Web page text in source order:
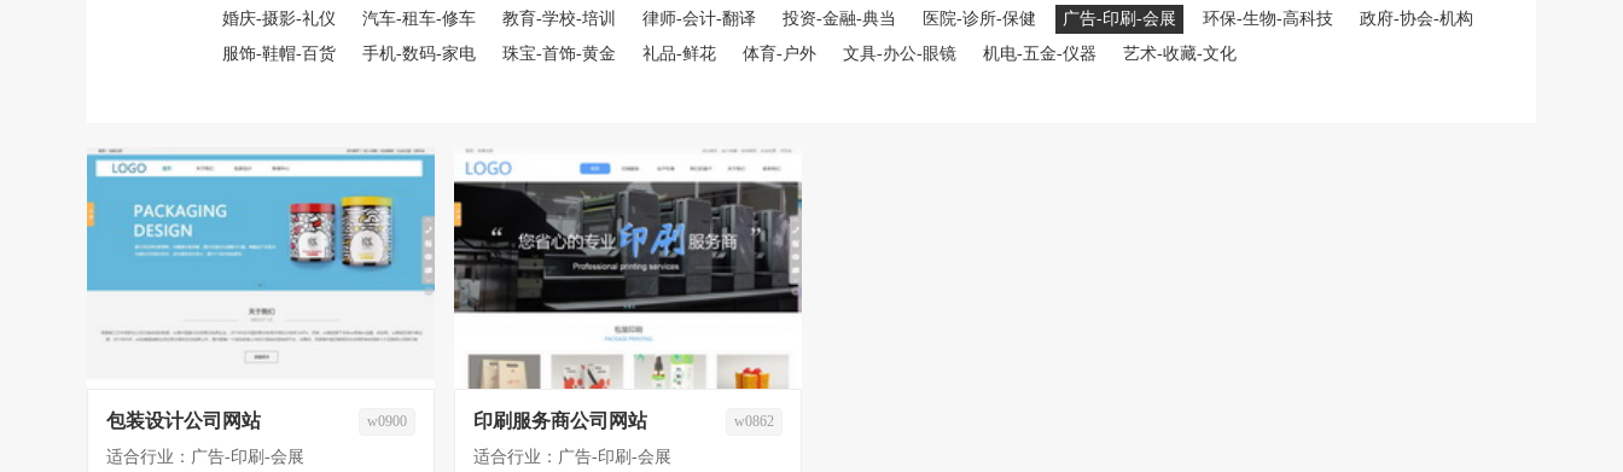
婚庆-摄影-礼仪
汽车-租车-修车 教育-学校-培训 律师-会计-翻译 投资-金融-典当 医院-诊所-保健 广告-印刷-会展 环保-生物-高科技
政府-协会-机构
服饰-鞋帽-百货
手机-数码-家电 珠宝-首饰-黄金 礼品-鲜花 体育-户外 文具-办公-眼镜 机电-五金-仪器 艺术-收藏-文化
包装设计公司网站 w0900
适合行业：广告-印刷-会展
印刷服务商公司网站 w0862
适合行业：广告-印刷-会展